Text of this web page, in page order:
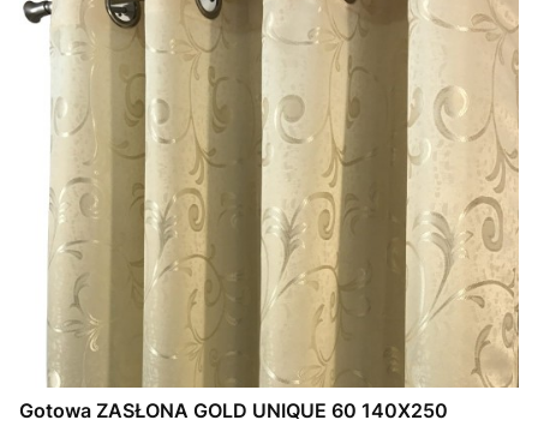
Gotowa ZASŁONA GOLD UNIQUE 60 140X250